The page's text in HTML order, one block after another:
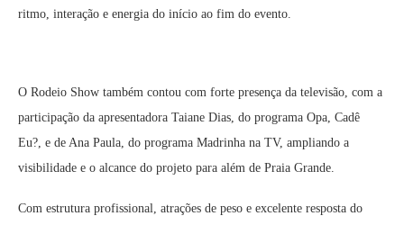
ritmo, interação e energia do início ao fim do evento.
O Rodeio Show também contou com forte presença da televisão, com a
participação da apresentadora Taiane Dias, do programa Opa, Cadê
Eu?, e de Ana Paula, do programa Madrinha na TV, ampliando a
visibilidade e o alcance do projeto para além de Praia Grande.
Com estrutura profissional, atrações de peso e excelente resposta do